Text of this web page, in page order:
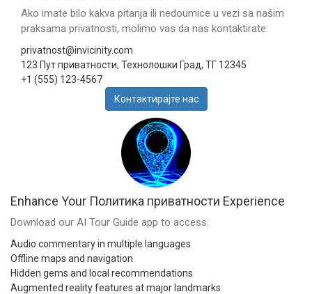
Ako imate bilo kakva pitanja ili nedoumice u vezi sa našim
praksama privatnosti, molimo vas da nas kontaktirate:
privatnost@invicinity.com
123 Пут приватности, Технолошки Град, ТГ 12345
+1 (555) 123-4567
Контактирајте нас
Enhance Your Политика приватности Experience
Download our AI Tour Guide app to access:
Audio commentary in multiple languages
Offline maps and navigation
Hidden gems and local recommendations
Augmented reality features at major landmarks